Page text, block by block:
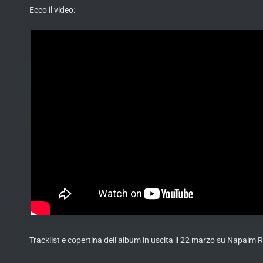
Ecco il video:
Tracklist e copertina dell’album in uscita il 22 marzo su Napalm